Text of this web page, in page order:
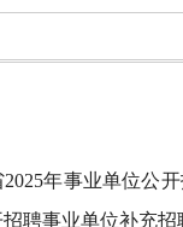
2025年事业单位公
招聘事业单位补充招